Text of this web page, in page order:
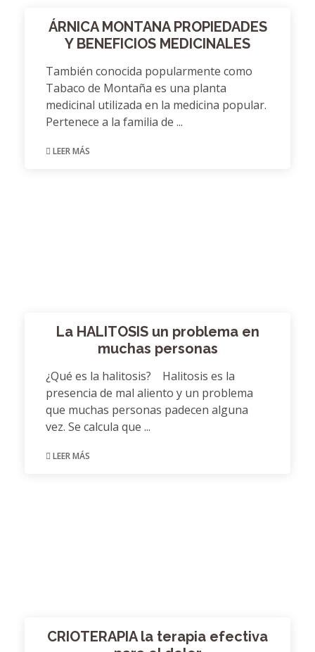
ÁRNICA MONTANA PROPIEDADES
Y BENEFICIOS MEDICINALES
También conocida popularmente como
Tabaco de Montaña es una planta
medicinal utilizada en la medicina popular.
Pertenece a la familia de ...
LEER MÁS
La HALITOSIS un problema en
muchas personas
¿Qué es la halitosis? Halitosis es la
presencia de mal aliento y un problema
que muchas personas padecen alguna
vez. Se calcula que ...
LEER MÁS
CRIOTERAPIA la terapia efectiva